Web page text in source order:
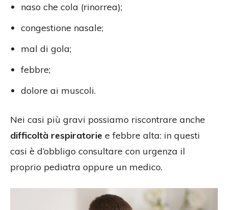
naso che cola (rinorrea);
congestione nasale;
mal di gola;
febbre;
dolore ai muscoli.
Nei casi più gravi possiamo riscontrare anche
difficoltà respiratorie e febbre alta: in questi
casi è d’obbligo consultare con urgenza il
proprio pediatra oppure un medico.